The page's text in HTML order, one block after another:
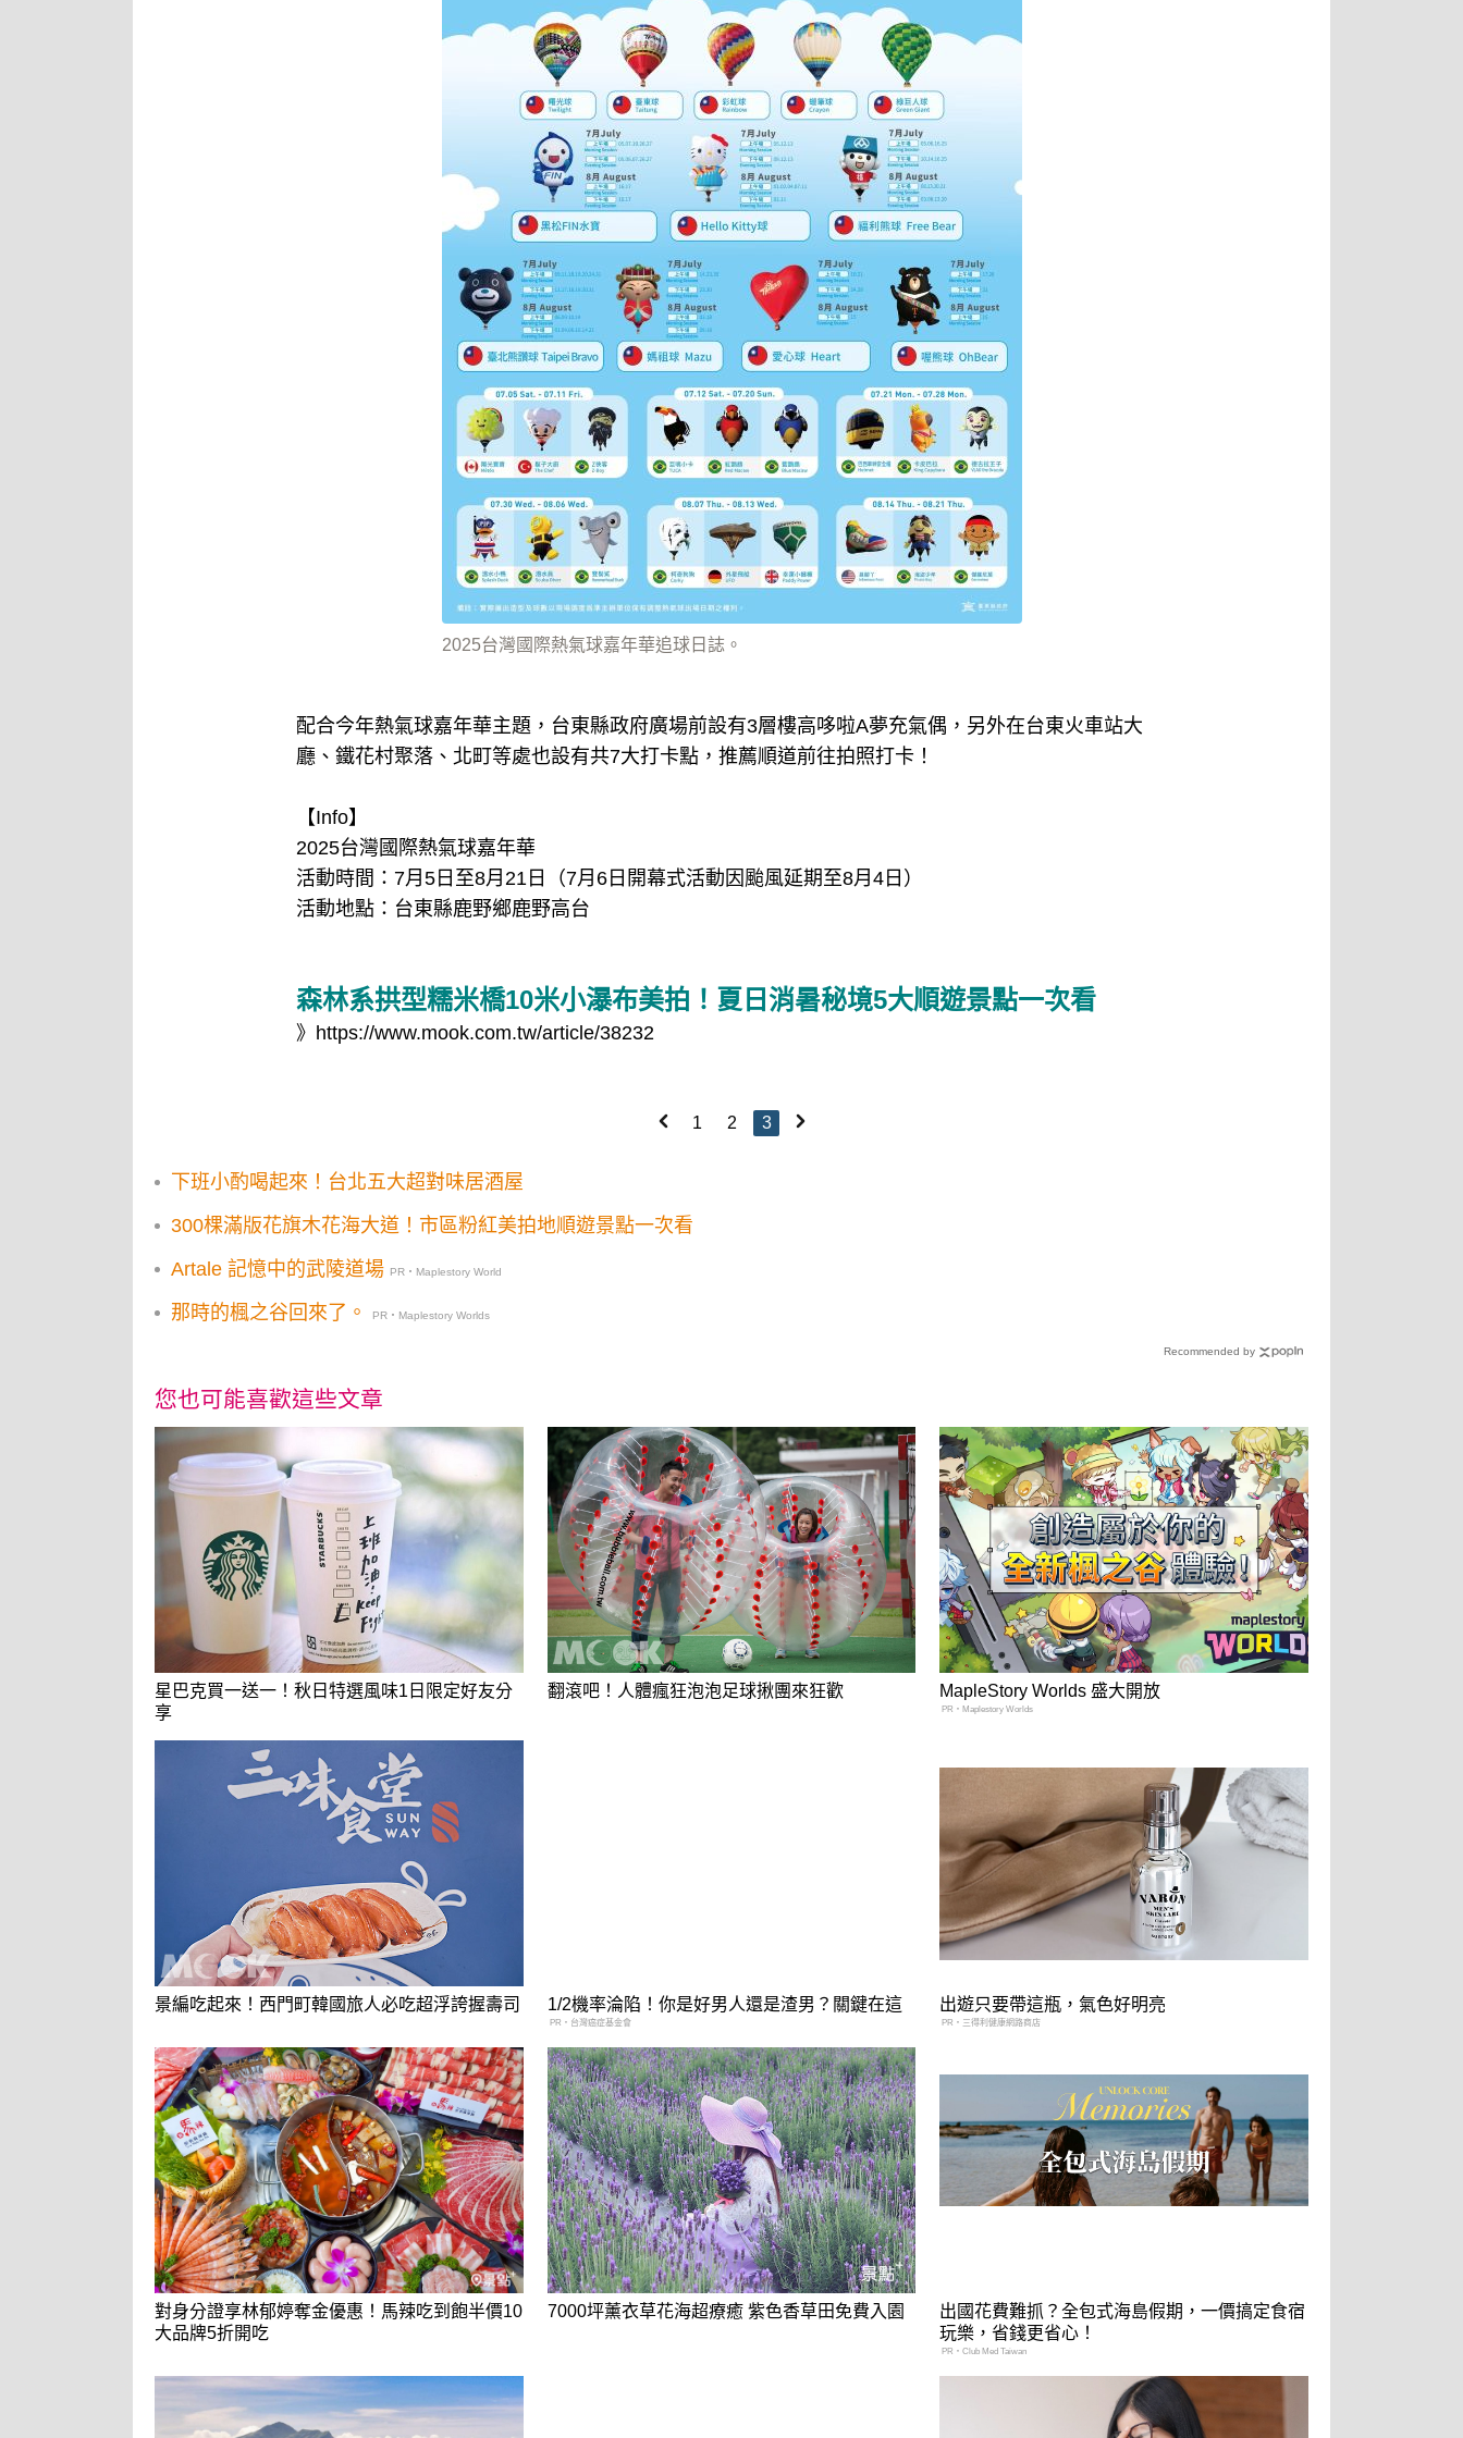
2025台灣國際熱氣球嘉年華追球日誌。
配合今年熱氣球嘉年華主題，台東縣政府廣場前設有3層樓高哆啦A夢充氣偶，另外在台東火車站大
廳、鐵花村聚落、北町等處也設有共7大打卡點，推薦順道前往拍照打卡！
【Info】
2025台灣國際熱氣球嘉年華
活動時間：7月5日至8月21日（7月6日開幕式活動因颱風延期至8月4日）
活動地點：台東縣鹿野鄉鹿野高台
森林系拱型糯米橋10米小瀑布美拍！夏日消暑秘境5大順遊景點一次看
》 https://www.mook.com.tw/article/38232
1 2 3
下班小酌喝起來！台北五大超對味居酒屋
300棵滿版花旗木花海大道！市區粉紅美拍地順遊景點一次看
Artale 記憶中的武陵道場 PR・Maplestory World
那時的楓之谷回來了。 PR・Maplestory Worlds
Recommended by
您也可能喜歡這些文章
星巴克買一送一！秋日特選風味1日限定好友分
享
翻滾吧！人體瘋狂泡泡足球揪團來狂歡 MapleStory Worlds 盛大開放
PR・Maplestory Worlds
景編吃起來！西門町韓國旅人必吃超浮誇握壽司 1/2機率淪陷！你是好男人還是渣男？關鍵在這
PR・台灣癌症基金會
出遊只要帶這瓶，氣色好明亮
PR・三得利健康網路商店
對身分證享林郁婷奪金優惠！馬辣吃到飽半價10
大品牌5折開吃
7000坪薰衣草花海超療癒 紫色香草田免費入園
出國花費難抓？全包式海島假期，一價搞定食宿
玩樂，省錢更省心！
PR・Club Med Taiwan